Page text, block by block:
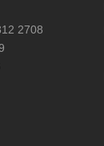
2708